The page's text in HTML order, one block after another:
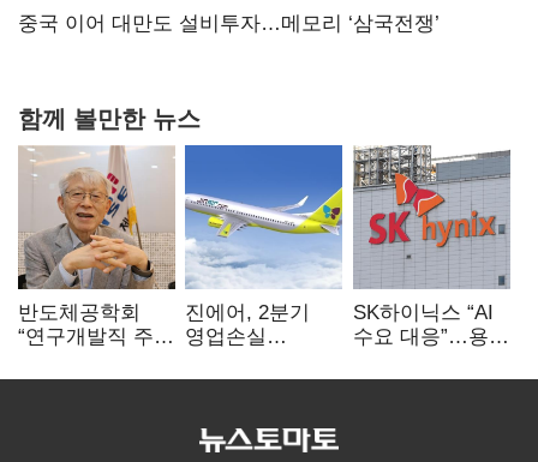
연 홈플러스
중국 이어 대만도 설비투자…메모리 ‘삼국전쟁’
함께 볼만한 뉴스
반도체공학회
“연구개발직 주
개선해야”
진에어, 2분기
영업손실
상승 여파
SK하이닉스 “AI
수요 대응”…용인
투자